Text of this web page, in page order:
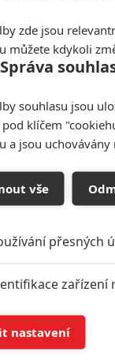
zde jsou
můžete kdykoli
Správa
souhlasu jsou
klíčem
a jsou
vše
přesných
zařízení
a/nebo
nastavení